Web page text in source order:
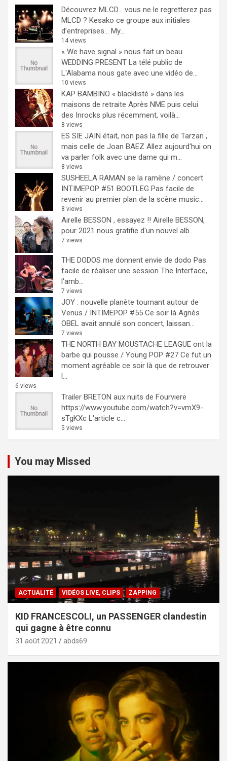
Découvrez MLCD… vous ne le regretterez pas
MLCD ? Kesako ce groupe aux initiales
d’entreprises… My...
14 views
« We have signal » nous fait un beau
WEDDING PRESENT La télé public de
L'Alabama nous gate avec une vidéo de...
10 views
KAP BAMBINO « blacklisté » dans les
maisons de retraite Après NME puis celui
des Inrocks plus récemment, voilà...
8 views
ES SIE JAIN était, non pas la fille de Tarzan ,
mais celle de Joan BAEZ Allez aujourd'hui on
va parler folk avec une dame qui m...
8 views
SUSHEELA RAMAN se la ramène / concert
INTIMEPOP #51 BOOTLEG Pas facile de
revenir au premier plan de la scène music...
8 views
Airelle BESSON , essayez !! Airelle BESSON,
pour 2021 nous gratifie d'un nouvel alb...
7 views
THE DODOS me donnent envie de dodo Pas
facile de réaliser une session The Interface,
l'amb...
7 views
JOY : nouvelle planète tournant autour de
Venus / INTIMEPOP #55 Ce soir là Agnès
OBEL avait annulé son concert, laissan...
7 views
THE NORTH BAY MOUSTACHE LEAGUE ont la
barbe qui pousse / Young POP #27 Ce fut un
moment agréable ce soir là que de retrouver
l...
6 views
Trailer BRETON aux nuits de Fourviere
https://www.youtube.com/watch?v=vmX9-
sTgKXc L'article c...
5 views
You may Missed
ACTUALITÉ VIDÉOS LIVE, CLIPS ZAPPING
KID FRANCESCOLI, un PASSENGER clandestin
qui gagne à être connu
31 août 2021 abds69